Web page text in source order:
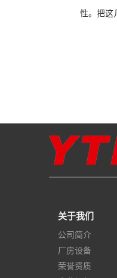
性。把这
关于我们
公司简介
厂房设备
荣誉资质